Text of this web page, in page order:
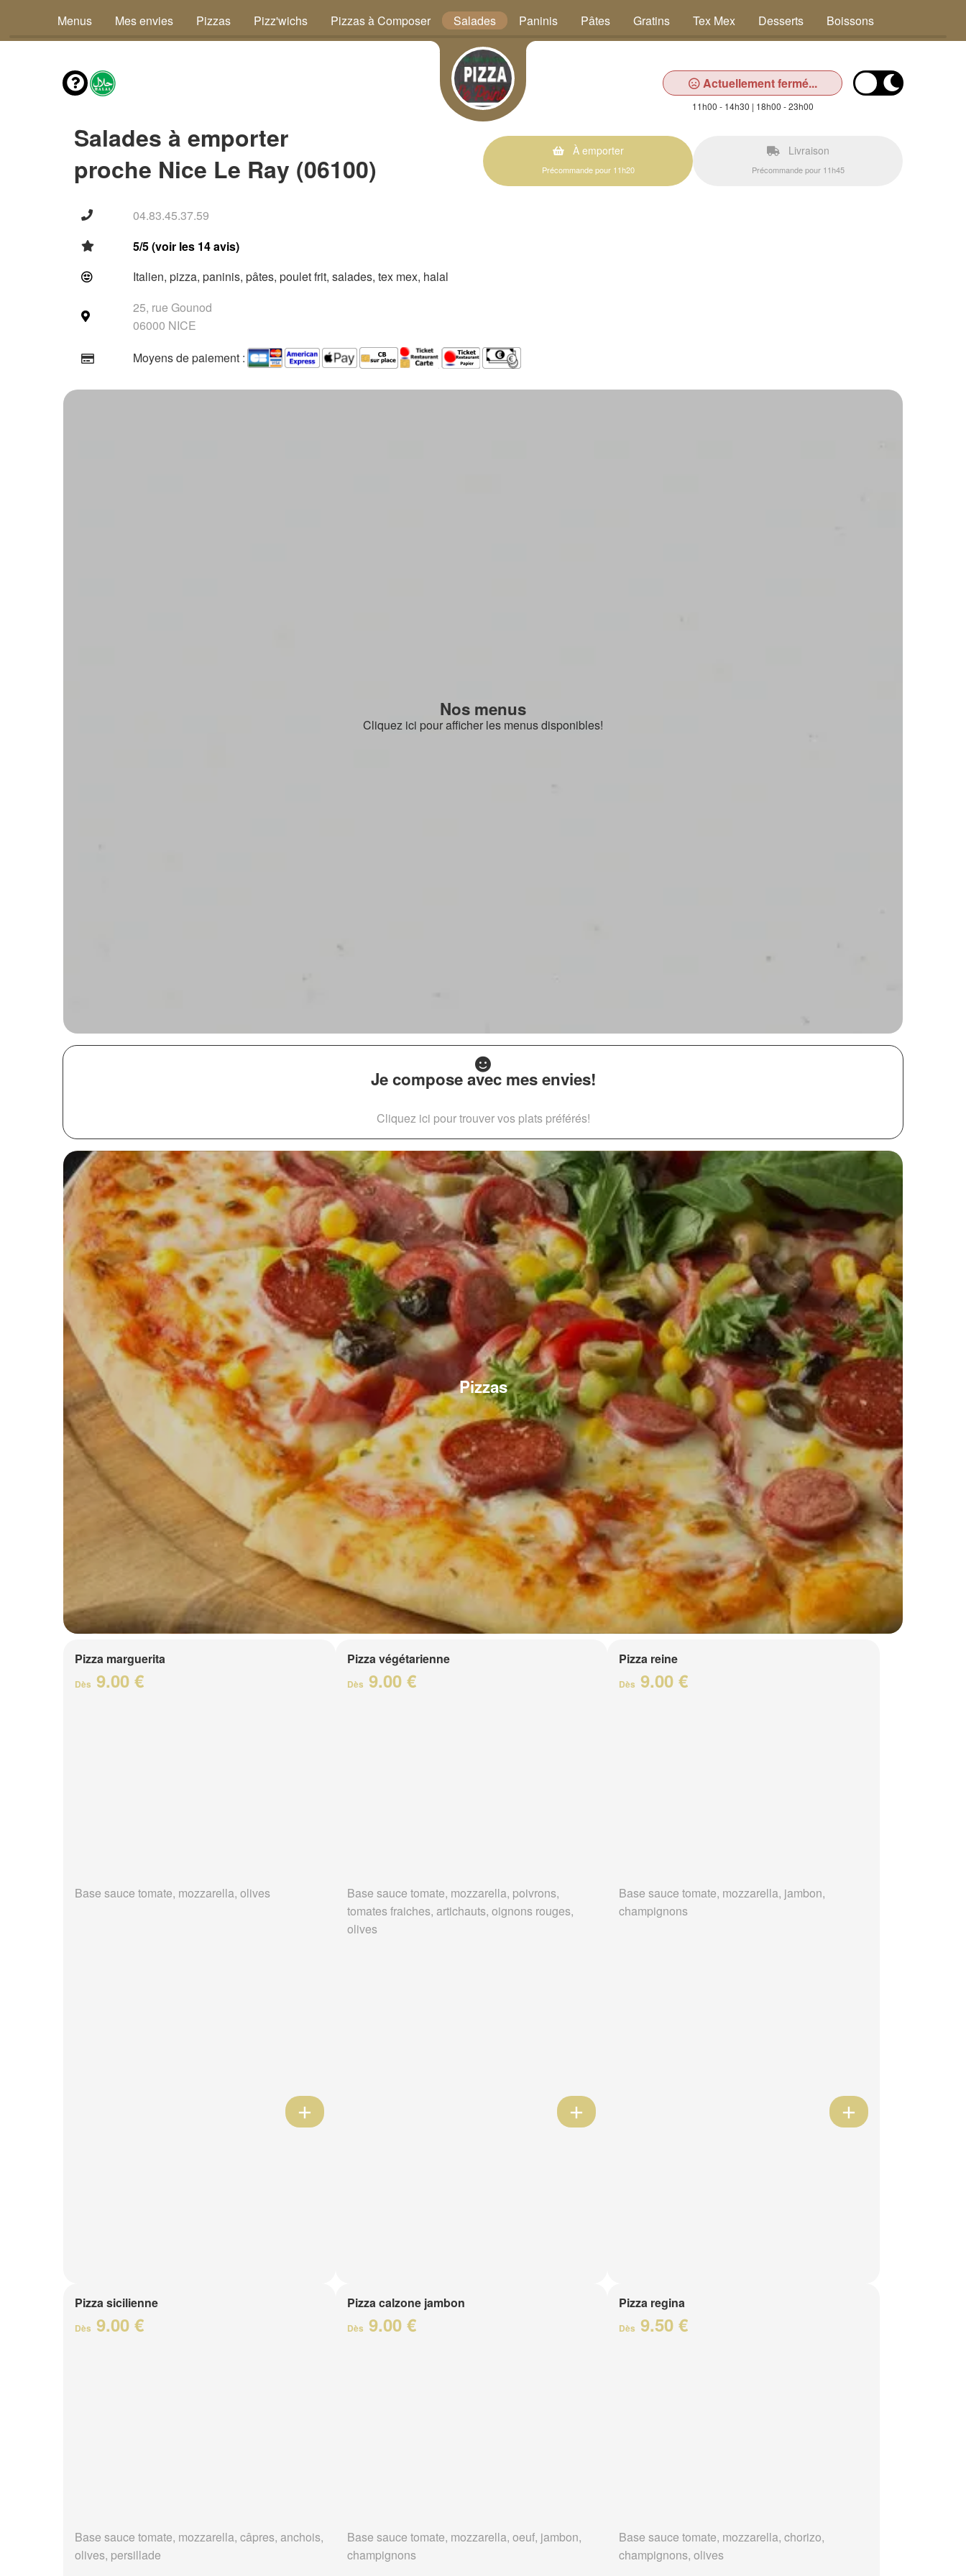
Menus Mes envies Pizzas Pizz'wichs Pizzas à Composer Salades Paninis Pâtes Gratins Tex Mex Desserts Boissons
Actuellement fermé...
11h00 - 14h30 | 18h00 - 23h00
Salades à emporter
proche Nice Le Ray (06100)
À emporter
Précommande pour 11h20
Livraison
Précommande pour 11h45
04.83.45.37.59
5/5 (voir les 14 avis)
Italien, pizza, paninis, pâtes, poulet frit, salades, tex mex, halal
25, rue Gounod
06000 NICE
Moyens de paiement :
Nos menus
Cliquez ici pour afficher les menus disponibles!
Je compose avec mes envies!
Cliquez ici pour trouver vos plats préférés!
Pizzas
Pizza marguerita
Dès 9.00 €
Base sauce tomate, mozzarella, olives
Pizza végétarienne
Dès 9.00 €
Base sauce tomate, mozzarella, poivrons,
tomates fraiches, artichauts, oignons rouges,
olives
Pizza reine
Dès 9.00 €
Base sauce tomate, mozzarella, jambon,
champignons
Pizza sicilienne
Dès 9.00 €
Base sauce tomate, mozzarella, câpres, anchois,
olives, persillade
Pizza calzone jambon
Dès 9.00 €
Base sauce tomate, mozzarella, oeuf, jambon,
champignons
Pizza regina
Dès 9.50 €
Base sauce tomate, mozzarella, chorizo,
champignons, olives